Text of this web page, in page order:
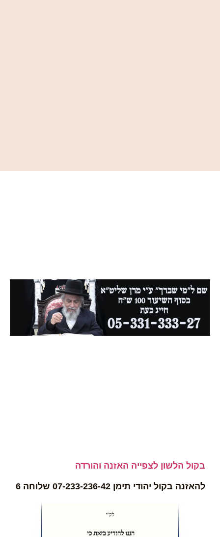
בקול הלשון לצפייה האזנה והורדה
להאזנה בקול יהודי תימן 07-233-236-42 שלוחה 6